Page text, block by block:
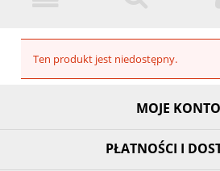
Ten produkt jest niedostępny.
MOJE KONTO
PŁATNOŚCI I